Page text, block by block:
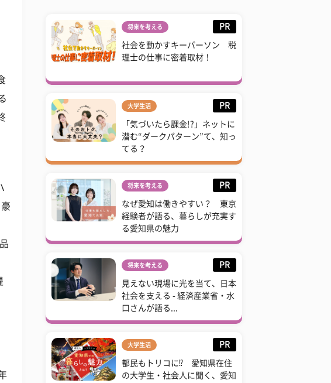
将来を考える PR
社会を動かすキーパーソン 税
理士の仕事に密着取材！
大学生活 PR
「気づいたら課金!?」ネットに
潜む“ダークパターン”て、知っ
てる？
将来を考える PR
なぜ愛知は働きやすい？ 東京
経験者が語る、暮らしが充実す
る愛知県の魅力
将来を考える PR
見えない現場に光を当て、日本
社会を支える - 経済産業省・水
口さんが語る...
大学生活 PR
都民もトリコに⁉ 愛知県在住
の大学生・社会人に聞く、愛知